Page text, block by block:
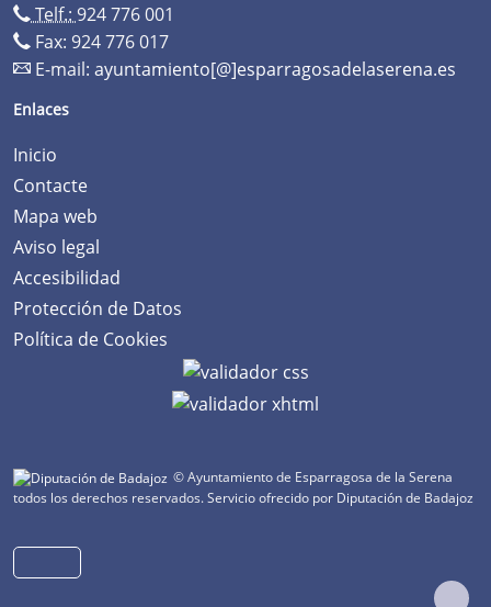
Telf.: 924 776 001
Fax: 924 776 017
E-mail: ayuntamiento[@]esparragosadelaserena.es
Enlaces
Inicio
Contacte
Mapa web
Aviso legal
Accesibilidad
Protección de Datos
Política de Cookies
© Ayuntamiento de Esparragosa de la Serena
todos los derechos reservados.Servicio ofrecido por Diputación de Badajoz